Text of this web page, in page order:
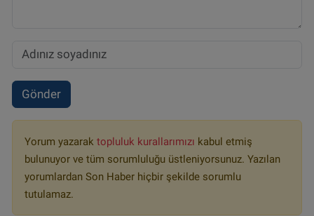
Gönder
Yorum yazarak topluluk kurallarımızı kabul etmiş
bulunuyor ve tüm sorumluluğu üstleniyorsunuz. Yazılan
yorumlardan Son Haber hiçbir şekilde sorumlu
tutulamaz.